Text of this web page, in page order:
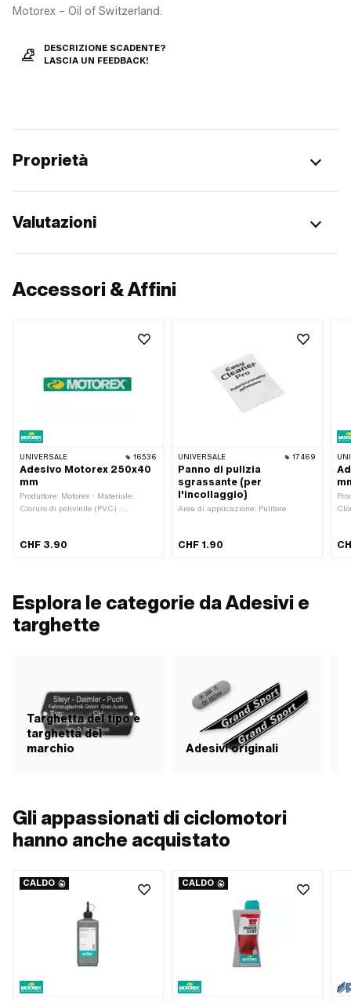
Motorex – Oil of Switzerland.
DESCRIZIONE SCADENTE?
LASCIA UN FEEDBACK!
Proprietà
Valutazioni
Accessori & Affini
UNIVERSALE 16536
Adesivo Motorex 250x40
mm
Produttore: Motorex · Materiale:
Cloruro di polivinile (PVC) ·
Adesivo · Luogo di utilizzo:
CHF 3.90
UNIVERSALE 17469
Panno di pulizia
sgrassante (per
l'incollaggio)
Area di applicazione: Pulitore
CHF 1.90
Esplora le categorie da Adesivi e
targhette
Targhetta del tipo e
targhetta del
marchio
Adesivi originali
Gli appassionati di ciclomotori
hanno anche acquistato
CALDO CALDO